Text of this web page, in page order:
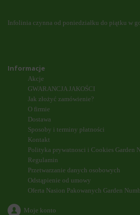
Infolinia czynna od poniedziałku do piątku w
Informacje
Akcje
GWARANCJA JAKOŚCI
Jak złożyć zamówienie?
O firmie
Dostawa
Sposoby i terminy płatności
Kontakt
Polityka prywatnosci i Cookies Garden
Regulamin
Przetwarzanie danych osobowych
Odstąpienie od umowy
Oferta Nasion Pakowanych Garden
Moje konto